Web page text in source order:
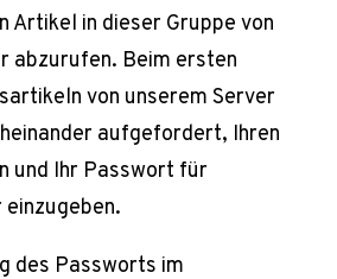
Artikel in dieser Gruppe von
abzurufen. Beim ersten
von unserem Server
aufgefordert, Ihren
und Ihr Passwort für
einzugeben.
des Passworts im